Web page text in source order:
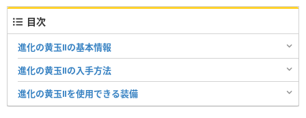
目次
進化の黄玉Ⅱの基本情報
進化の黄玉Ⅱの入手方法
進化の黄玉Ⅱを使用できる装備